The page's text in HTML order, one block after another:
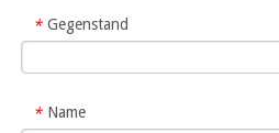
* Gegenstand
* Name